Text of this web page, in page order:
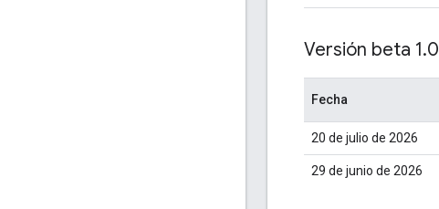
Versión beta 1.0
Fecha
20 de julio de 2026
29 de junio de 2026